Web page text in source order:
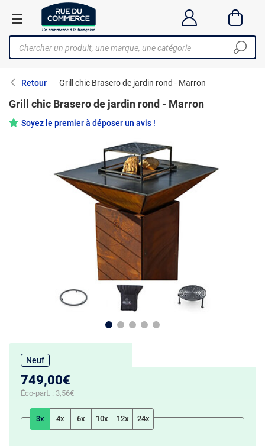
Retour Grill chic Brasero de jardin rond - Marron
Grill chic Brasero de jardin rond - Marron
Soyez le premier à déposer un avis !
Neuf
749,00€
Éco-part. : 3,56€
3x 4x 6x 10x 12x 24x